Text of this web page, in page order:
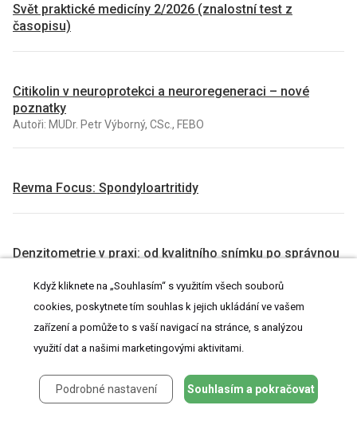
Svět praktické medicíny 2/2026 (znalostní test z
časopisu)
Citikolin v neuroprotekci a neuroregeneraci – nové
poznatky
Autoři: MUDr. Petr Výborný, CSc., FEBO
Revma Focus: Spondyloartritidy
Denzitometrie v praxi: od kvalitního snímku po správnou
Autoři: prof. MUDr. Vladimír Palička, CSc., Dr.h.c., doc. MUDr. Václav
Vyskočil, Ph.D., MUDr. Petr Kasalický, CSc., MUDr. Jan Rosa, Ing.
Pavel Havlík, Ing. Jan Adam, Hana Hejnová, DiS., Jana Křenková
Když kliknete na „Souhlasím“ s využitím všech souborů
cookies, poskytnete tím souhlas k jejich ukládání ve vašem
zařízení a pomůže to s vaší navigací na stránce, s analýzou
využití dat a našimi marketingovými aktivitami.
Podrobné nastavení Souhlasím a pokračovat